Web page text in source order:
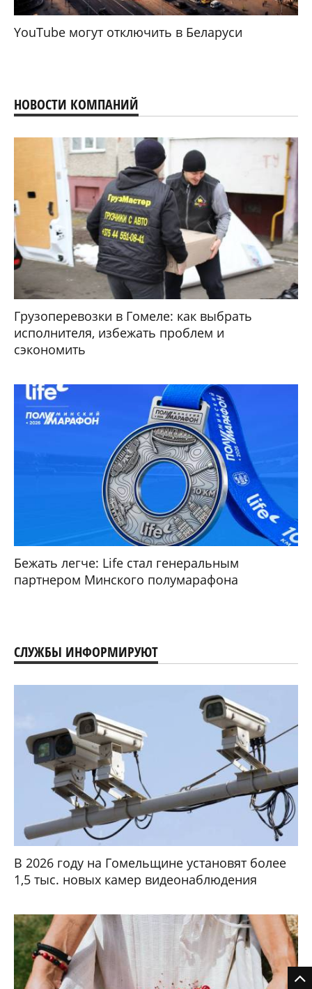
YouTube могут отключить в Беларуси
НОВОСТИ КОМПАНИЙ
Грузоперевозки в Гомеле: как выбрать
исполнителя, избежать проблем и
сэкономить
Бежать легче: Life стал генеральным
партнером Минского полумарафона
СЛУЖБЫ ИНФОРМИРУЮТ
В 2026 году на Гомельщине установят более
1,5 тыс. новых камер видеонаблюдения